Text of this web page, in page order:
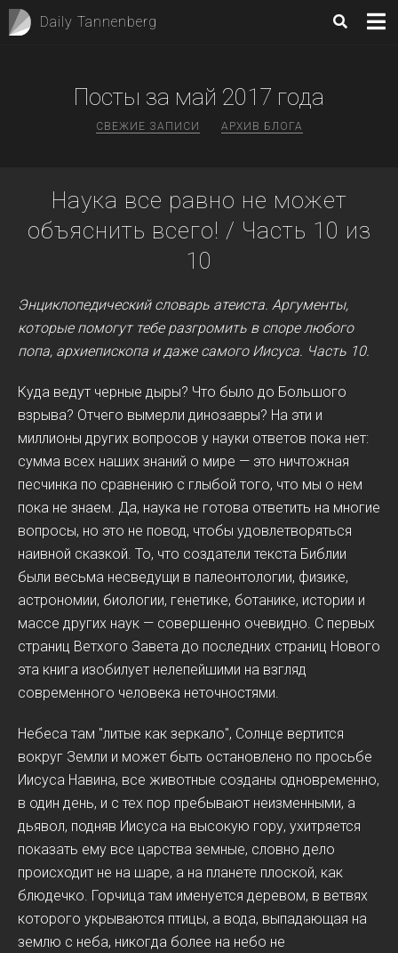
Daily Tannenberg
Посты за май 2017 года
СВЕЖИЕ ЗАПИСИ АРХИВ БЛОГА
Наука все равно не может
объяснить всего! / Часть 10 из
10
Энциклопедический словарь атеиста. Аргументы,
которые помогут тебе разгромить в споре любого
попа, архиепископа и даже самого Иисуса. Часть 10.
Куда ведут черные дыры? Что было до Большого
взрыва? Отчего вымерли динозавры? На эти и
миллионы других вопросов у науки ответов пока нет:
сумма всех наших знаний о мире — это ничтожная
песчинка по сравнению с глыбой того, что мы о нем
пока не знаем. Да, наука не готова ответить на многие
вопросы, но это не повод, чтобы удовлетворяться
наивной сказкой. То, что создатели текста Библии
были весьма несведущи в палеонтологии, физике,
астрономии, биологии, генетике, ботанике, истории и
массе других наук — совершенно очевидно. С первых
страниц Ветхого Завета до последних страниц Нового
эта книга изобилует нелепейшими на взгляд
современного человека неточностями.
Небеса там "литые как зеркало", Солнце вертится
вокруг Земли и может быть остановлено по просьбе
Иисуса Навина, все животные созданы одновременно,
в один день, и с тех пор пребывают неизменными, а
дьявол, подняв Иисуса на высокую гору, ухитряется
показать ему все царства земные, словно дело
происходит не на шаре, а на планете плоской, как
блюдечко. Горчица там именуется деревом, в ветвях
которого укрываются птицы, а вода, выпадающая на
землю с неба, никогда более на небо не